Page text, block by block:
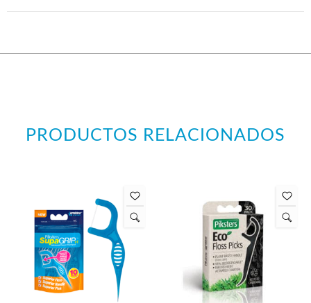
PRODUCTOS RELACIONADOS